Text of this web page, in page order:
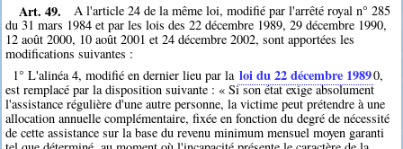
Art. 49.
A l'article 24 de la même loi, modifié par l'arrêté royal n° 285
du 31 mars 1984 et par les lois des 22 décembre 1989, 29 décembre 1990,
12 août 2000, 10 août 2001 et 24 décembre 2002, sont apportées les
modifications suivantes :
1° L'alinéa 4, modifié en dernier lieu par la loi du 22 décembre 19890,
est remplacé par la disposition suivante : « Si son état exige absolument
l'assistance régulière d'une autre personne, la victime peut prétendre à une
allocation annuelle complémentaire, fixée en fonction du degré de nécessité
de cette assistance sur la base du revenu minimum mensuel moyen garanti